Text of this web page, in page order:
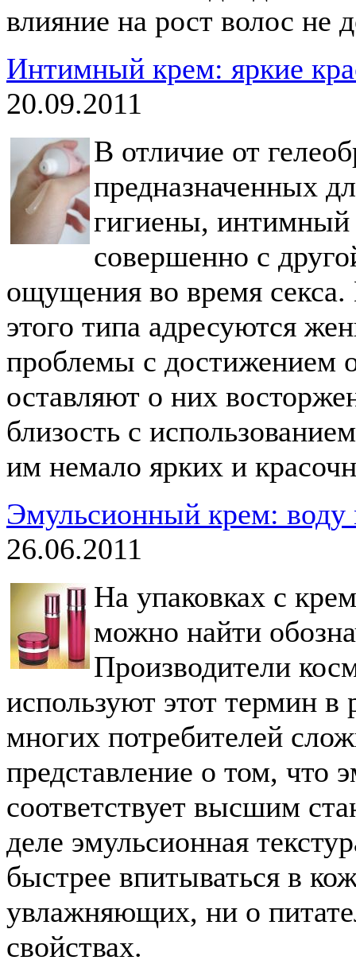
влияние на рост волос не
Интимный крем: яркие
20.09.2011
В отличие от
предназначенных
гигиены, интимный
совершенно с
ощущения во время
этого типа адресуются
проблемы с достижением
оставляют о них
близость с
им немало ярких и
Эмульсионный крем:
26.06.2011
На упаковках с
можно найти
Производители
используют этот термин в
многих потребителей
представление о том, что
соответствует высшим
деле эмульсионная
быстрее впитываться в
увлажняющих, ни о
свойствах.